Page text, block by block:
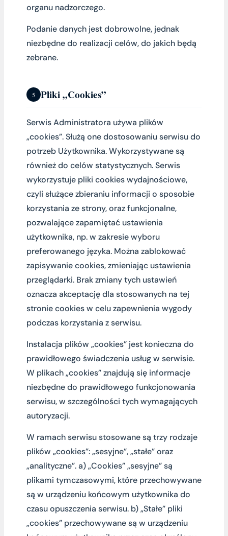
organu nadzorczego.
Podanie danych jest dobrowolne, jednak
niezbędne do realizacji celów, do jakich będą
zebrane.
5 Pliki „Cookies”
Serwis Administratora używa plików
„cookies”. Służą one dostosowaniu serwisu do
potrzeb Użytkownika. Wykorzystywane są
również do celów statystycznych. Serwis
wykorzystuje pliki cookies wydajnościowe,
czyli służące zbieraniu informacji o sposobie
korzystania ze strony, oraz funkcjonalne,
pozwalające zapamiętać ustawienia
użytkownika, np. w zakresie wyboru
preferowanego języka. Można zablokować
zapisywanie cookies, zmieniając ustawienia
przeglądarki. Brak zmiany tych ustawień
oznacza akceptację dla stosowanych na tej
stronie cookies w celu zapewnienia wygody
podczas korzystania z serwisu.
Instalacja plików „cookies” jest konieczna do
prawidłowego świadczenia usług w serwisie.
W plikach „cookies” znajdują się informacje
niezbędne do prawidłowego funkcjonowania
serwisu, w szczególności tych wymagających
autoryzacji.
W ramach serwisu stosowane są trzy rodzaje
plików „cookies”: „sesyjne”, „stałe” oraz
„analityczne”. a) „Cookies” „sesyjne” są
plikami tymczasowymi, które przechowywane
są w urządzeniu końcowym użytkownika do
czasu opuszczenia serwisu. b) „Stałe” pliki
„cookies” przechowywane są w urządzeniu